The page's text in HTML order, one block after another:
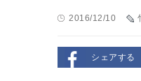
2016/12/10
シェアする